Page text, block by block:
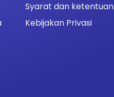
Syarat dan ketentuan
Kebijakan Privasi